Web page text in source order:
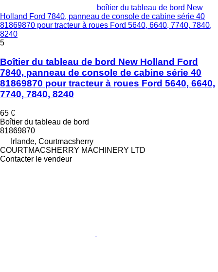
boîtier du tableau de bord New
Holland Ford 7840, panneau de console de cabine série 40
81869870 pour tracteur à roues Ford 5640, 6640, 7740, 7840,
8240
5
Boîtier du tableau de bord New Holland Ford
7840, panneau de console de cabine série 40
81869870 pour tracteur à roues Ford 5640, 6640,
7740, 7840, 8240
65 €
Boîtier du tableau de bord
81869870
Irlande, Courtmacsherry
COURTMACSHERRY MACHINERY LTD
Contacter le vendeur